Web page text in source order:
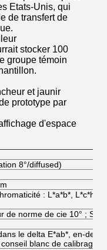
Etats-Unis, qui
de transfert de
stocker 100
groupe témoin
et jaunir
prototype par
d'espace
8°/diffused)
: L*a*b*, L*c*h,
de norme de cie 10° ;
le delta E*ab*, en-
blanc de calibrage